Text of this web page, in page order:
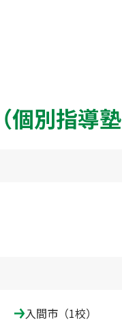
個別指導
入間市（1校）